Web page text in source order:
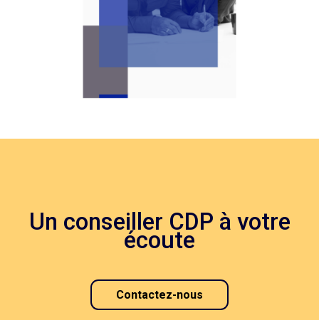
Un conseiller CDP à votre
écoute
Contactez-nous